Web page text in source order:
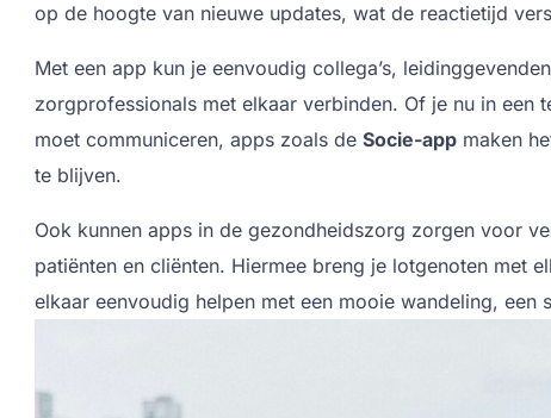
op de hoogte van nieuwe updates, wat de reactietijd
Met een app kun je eenvoudig collega’s,
zorgprofessionals met elkaar verbinden. Of je nu in een
moet communiceren, apps zoals de Socie-appmaken
te blijven.
Ook kunnen apps in de gezondheidszorg zorgen voor
patiënten en cliënten. Hiermee breng je lotgenoten met
elkaar eenvoudig helpen met een mooie wandeling, een